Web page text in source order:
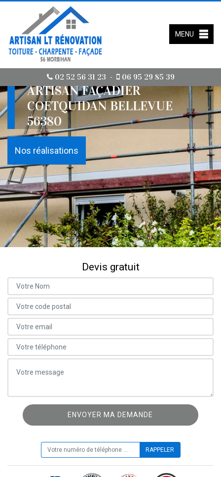
02 52 56 31 23 - 06 95 29 85 39
MENU
ARTISAN FAÇADIER
COETQUIDAN BELLEVUE
56380
Nos réalisations
Devis gratuit